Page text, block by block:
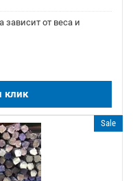
зависит от веса и
клик
Sale